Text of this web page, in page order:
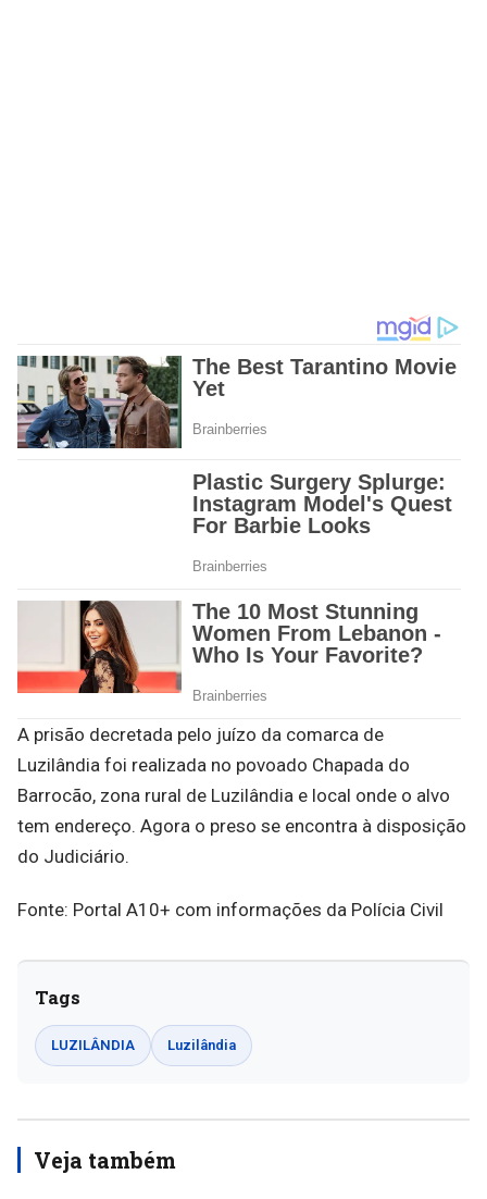
A prisão decretada pelo juízo da comarca de
Luzilândia foi realizada no povoado Chapada do
Barrocão, zona rural de Luzilândia e local onde o alvo
tem endereço. Agora o preso se encontra à disposição
do Judiciário.
Fonte: Portal A10+ com informações da Polícia Civil
Tags
LUZILÂNDIA Luzilândia
Veja também